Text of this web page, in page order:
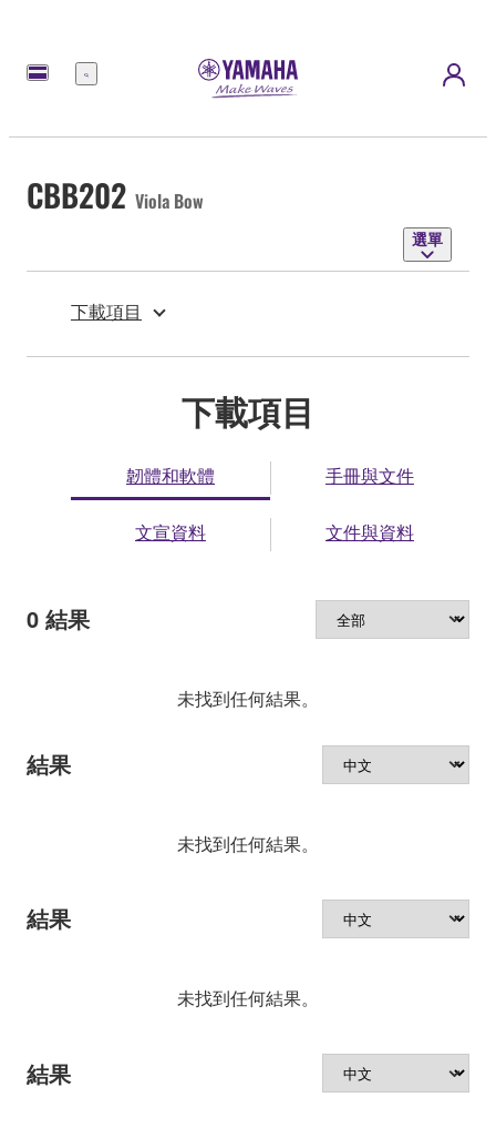
選
CBB202 Viola Bow
選單
下載項目
下載項目
韌體和軟體 手冊與文件
文宣資料 文件與資料
0 結果
未找到任何結果。
結果
未找到任何結果。
結果
未找到任何結果。
結果